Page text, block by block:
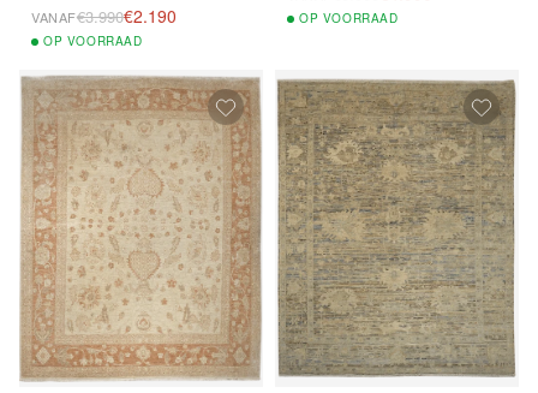
VANAF€3.990€2.190
OP VOORRAAD
OP VOORRAAD